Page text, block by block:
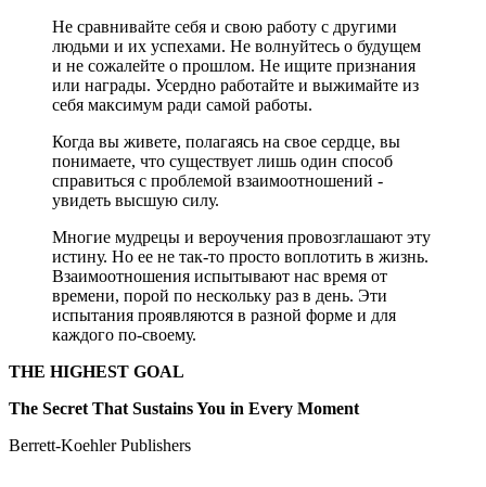
Не сравнивайте себя и свою работу с другими
людьми и их успехами. Не волнуйтесь о будущем
и не сожалейте о прошлом. Не ищите признания
или награды. Усердно работайте и выжимайте из
себя максимум ради самой работы.
Когда вы живете, полагаясь на свое сердце, вы
понима­ете, что существует лишь один способ
справиться с проблемой взаимоотношений -
увидеть высшую силу.
Многие мудрецы и вероучения провозглашают эту
истину. Но ее не так-то просто воплотить в жизнь.
Взаимоотношения испытывают нас время от
времени, порой по нескольку раз в день. Эти
испытания проявляются в разной форме и для
каждого по-своему.
THE HIGHEST GOAL
The Secret That Sustains You in Every Moment
Berrett-Koehler Publishers